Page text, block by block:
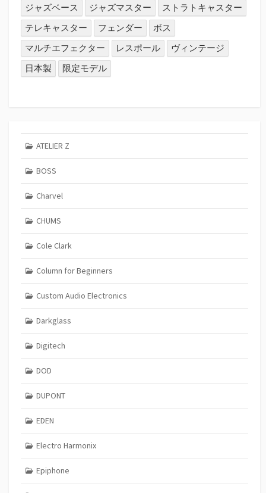
ジャズベース
ジャズマスター
ストラトキャスター
テレキャスター
フェンダー
ボス
マルチエフェクター
レスポール
ヴィンテージ
日本製
限定モデル
ATELIER Z
BOSS
Charvel
CHUMS
Cole Clark
Column for Beginners
Custom Audio Electronics
Darkglass
Digitech
DOD
DUPONT
EDEN
Electro Harmonix
Epiphone